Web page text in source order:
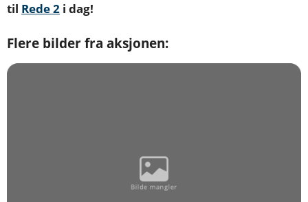
til Rede 2 i dag!
Flere bilder fra aksjonen: